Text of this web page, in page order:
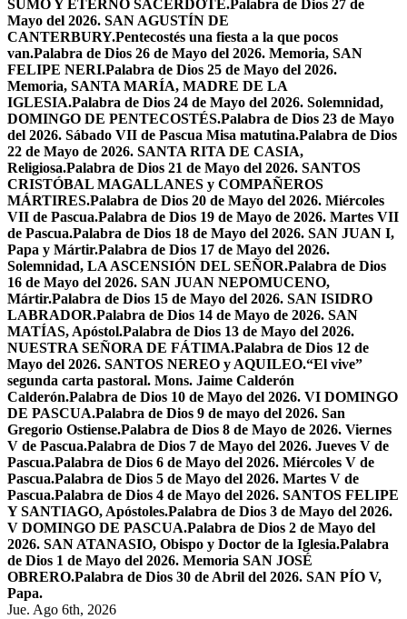
SUMO Y ETERNO SACERDOTE.Palabra de Dios 27 de
Mayo del 2026. SAN AGUSTÍN DE
CANTERBURY.Pentecostés una fiesta a la que pocos
van.Palabra de Dios 26 de Mayo del 2026. Memoria, SAN
FELIPE NERI.Palabra de Dios 25 de Mayo del 2026.
Memoria, SANTA MARÍA, MADRE DE LA
IGLESIA.Palabra de Dios 24 de Mayo del 2026. Solemnidad,
DOMINGO DE PENTECOSTÉS.Palabra de Dios 23 de Mayo
del 2026. Sábado VII de Pascua Misa matutina.Palabra de Dios
22 de Mayo de 2026. SANTA RITA DE CASIA,
Religiosa.Palabra de Dios 21 de Mayo del 2026. SANTOS
CRISTÓBAL MAGALLANES y COMPAÑEROS
MÁRTIRES.Palabra de Dios 20 de Mayo del 2026. Miércoles
VII de Pascua.Palabra de Dios 19 de Mayo de 2026. Martes VII
de Pascua.Palabra de Dios 18 de Mayo del 2026. SAN JUAN I,
Papa y Mártir.Palabra de Dios 17 de Mayo del 2026.
Solemnidad, LA ASCENSIÓN DEL SEÑOR.Palabra de Dios
16 de Mayo del 2026. SAN JUAN NEPOMUCENO,
Mártir.Palabra de Dios 15 de Mayo del 2026. SAN ISIDRO
LABRADOR.Palabra de Dios 14 de Mayo de 2026. SAN
MATÍAS, Apóstol.Palabra de Dios 13 de Mayo del 2026.
NUESTRA SEÑORA DE FÁTIMA.Palabra de Dios 12 de
Mayo del 2026. SANTOS NEREO y AQUILEO.“El vive”
segunda carta pastoral. Mons. Jaime Calderón
Calderón.Palabra de Dios 10 de Mayo del 2026. VI DOMINGO
DE PASCUA.Palabra de Dios 9 de mayo del 2026. San
Gregorio Ostiense.Palabra de Dios 8 de Mayo de 2026. Viernes
V de Pascua.Palabra de Dios 7 de Mayo del 2026. Jueves V de
Pascua.Palabra de Dios 6 de Mayo del 2026. Miércoles V de
Pascua.Palabra de Dios 5 de Mayo del 2026. Martes V de
Pascua.Palabra de Dios 4 de Mayo del 2026. SANTOS FELIPE
Y SANTIAGO, Apóstoles.Palabra de Dios 3 de Mayo del 2026.
V DOMINGO DE PASCUA.Palabra de Dios 2 de Mayo del
2026. SAN ATANASIO, Obispo y Doctor de la Iglesia.Palabra
de Dios 1 de Mayo del 2026. Memoria SAN JOSÉ
OBRERO.Palabra de Dios 30 de Abril del 2026. SAN PÍO V,
Papa.
Jue. Ago 6th, 2026